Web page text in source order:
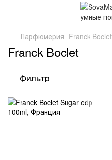
Парфюмерия Franck Boclet
Franck Boclet
Фильтр